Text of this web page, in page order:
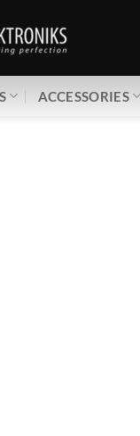
ACCESSORIES